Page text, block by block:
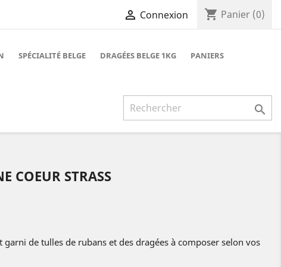
 Connexion shopping_cart Panier (0)
SPÉCIALITÉ BELGE DRAGÉES BELGE 1KG PANIERS

COEUR STRASS
garni de tulles de rubans et des dragées à composer selon vos